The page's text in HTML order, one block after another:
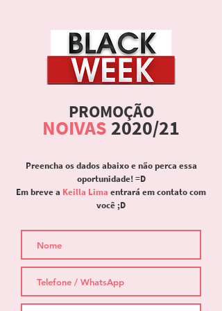
PROMOÇÃO
NOIVAS 2020/21
Preencha os dados abaixo e não perca essa
oportunidade! =D
Em breve a Keilla Lima entrará em contato com
você ;D